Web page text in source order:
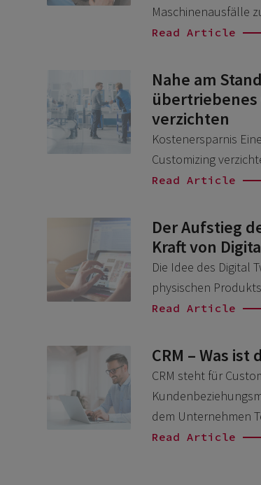
Maschinenausfälle
Read Article
Nahe am
übertriebenes
verzichten
Kostenersparnis
Customizing
Read Article
Der Aufstieg
Kraft von
Die Idee des Digital
physischen
Read Article
CRM – Was
CRM steht für
dem Unternehmen
Read Article